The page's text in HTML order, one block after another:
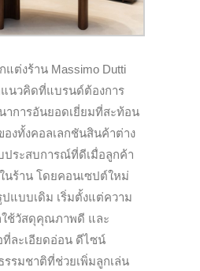
ต่งร้าน Massimo Dutti
นวคิดที่แบรนด์ต้องการ
าการอันยอดเยี่ยมที่สะท้อน
งทั้งคอลเลกชันสินค้าต่าง
ประสบการณ์ที่ดีเมื่อลูกค้า
นร้าน โดยคอนเซปต์ใหม่
แบบเดิม เริ่มตั้งแต่ความ
ใช้วัสดุคุณภาพดี และ
ละเอียดอ่อน ดีไซน์
รรมชาติที่ช่วยเพิ่มลูกเล่น